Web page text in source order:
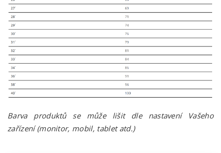
Barva produktů se může lišit dle nastavení Vašeho
zařízení (monitor, mobil, tablet atd.)